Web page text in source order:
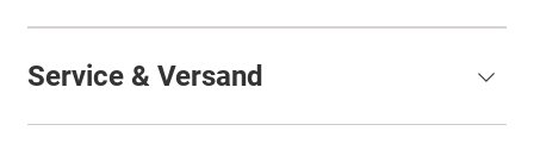
Service & Versand